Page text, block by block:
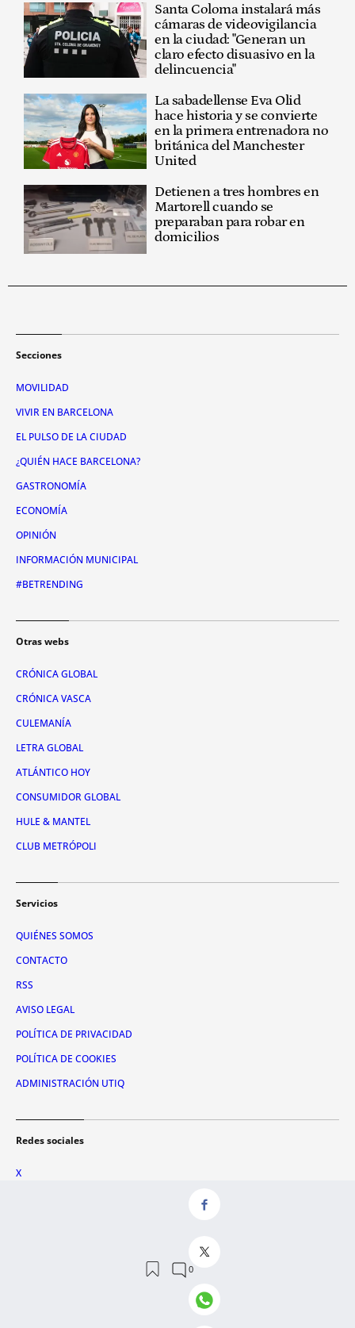
Santa Coloma instalará más
cámaras de videovigilancia
en la ciudad: "Generan un
claro efecto disuasivo en la
delincuencia"
La sabadellense Eva Olid
hace historia y se convierte
en la primera entrenadora no
británica del Manchester
United
Detienen a tres hombres en
Martorell cuando se
preparaban para robar en
domicilios
Secciones
MOVILIDAD
VIVIR EN BARCELONA
EL PULSO DE LA CIUDAD
¿QUIÉN HACE BARCELONA?
GASTRONOMÍA
ECONOMÍA
OPINIÓN
INFORMACIÓN MUNICIPAL
#BETRENDING
Otras webs
CRÓNICA GLOBAL
CRÓNICA VASCA
CULEMANÍA
LETRA GLOBAL
ATLÁNTICO HOY
CONSUMIDOR GLOBAL
HULE & MANTEL
CLUB METRÓPOLI
Servicios
QUIÉNES SOMOS
CONTACTO
RSS
AVISO LEGAL
POLÍTICA DE PRIVACIDAD
POLÍTICA DE COOKIES
ADMINISTRACIÓN UTIQ
Redes sociales
X